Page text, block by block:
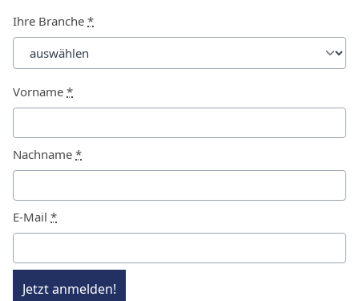
Ihre Branche *
Vorname *
Nachname *
E-Mail *
Jetzt anmelden!